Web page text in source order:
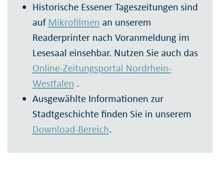
Historische Essener Tageszeitungen sind
aufMikrofilmen an unserem
Readerprinter nach Voranmeldung im
Lesesaal einsehbar. Nutzen Sie auch das
Online-Zeitungsportal Nordrhein-
Westfalen .
Ausgewählte Informationen zur
Stadtgeschichte finden Sie in unserem
Download-Bereich.